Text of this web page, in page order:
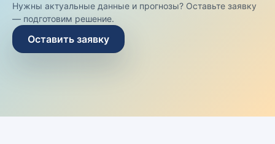
Нужны актуальные данные и прогнозы? Оставьте заявку
— подготовим решение.
Оставить заявку